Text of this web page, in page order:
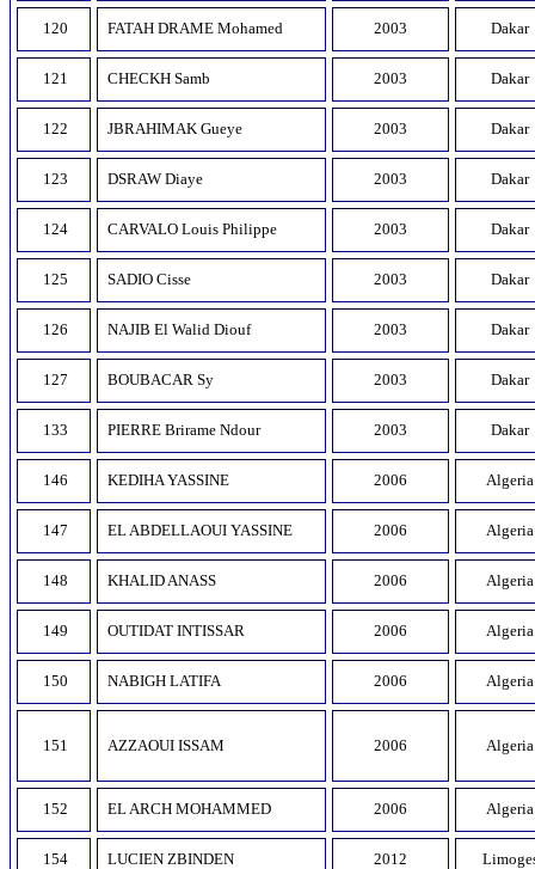
120 FATAH DRAME Mohamed 2003 Dakar
121 CHECKH Samb 2003 Dakar
122 JBRAHIMAK Gueye 2003 Dakar
123 DSRAW Diaye 2003 Dakar
124 CARVALO Louis Philippe 2003 Dakar
125 SADIO Cisse 2003 Dakar
126 NAJIB El Walid Diouf 2003 Dakar
127 BOUBACAR Sy 2003 Dakar
133 PIERRE Brirame Ndour 2003 Dakar
146 KEDIHA YASSINE 2006 Algeria
147 EL ABDELLAOUI YASSINE 2006 Algeria
148 KHALID ANASS 2006 Algeria
149 OUTIDAT INTISSAR 2006 Algeria
150 NABIGH LATIFA 2006 Algeria
151 AZZAOUI ISSAM 2006 Algeria
152 EL ARCH MOHAMMED 2006 Algeria
154 LUCIEN ZBINDEN 2012